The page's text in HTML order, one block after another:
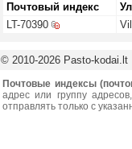
Почтовый индекс
LT-70390
© 2010-2026 Pasto-kodai.lt
Почтовые индексы
адрес или группу
отправлять только с